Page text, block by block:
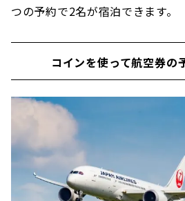
つの予約で2名が宿泊できます。
コインを使って航空券の